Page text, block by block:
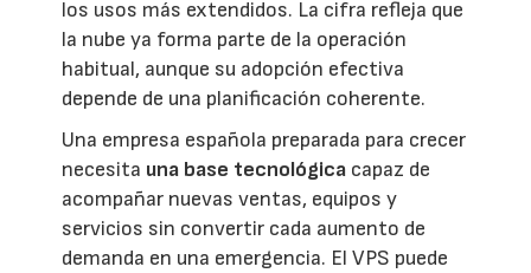
los usos más extendidos. La cifra refleja que
la nube ya forma parte de la operación
habitual, aunque su adopción efectiva
depende de una planificación coherente.
Una empresa española preparada para crecer
necesita una base tecnológica capaz de
acompañar nuevas ventas, equipos y
servicios sin convertir cada aumento de
demanda en una emergencia. El VPS puede